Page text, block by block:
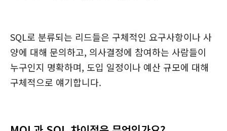
SQL로 분류되는 리드들은 구체적인 요구사항이나 사
양에 대해 문의하고, 의사결정에 참여하는 사람들이
누구인지 명확하며, 도입 일정이나 예산 규모에 대해
구체적으로 얘기합니다.